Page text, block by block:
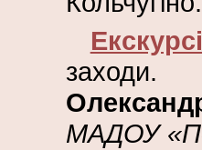
МАДОУ